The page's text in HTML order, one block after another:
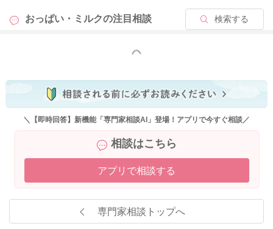
おっぱい・ミルクの注目相談 検索する
もっと見る
＼【即時回答】新機能「専門家相談AI」登場！アプリで今すぐ相談／
相談はこちら
アプリで相談する
専門家相談トップへ